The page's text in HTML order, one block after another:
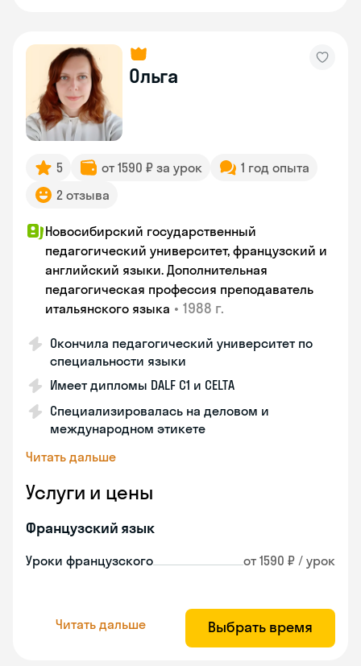
Ольга
5 от 1590 ₽ за урок
1 год опыта
2 отзыва
Новосибирский государственный
педагогический университет, французский и
английский языки. Дополнительная
педагогическая профессия преподаватель
итальянского языка • 1988 г.
Окончила педагогический университет по
специальности языки
Имеет дипломы DALF C1 и CELTA
Специализировалась на деловом и
международном этикете
Читать дальше
Услуги и цены
Французский язык
Уроки французского от 1590 ₽ / урок
Читать дальше Выбрать время